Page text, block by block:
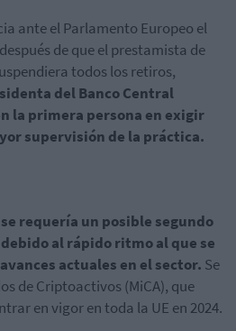
ante el Parlamento Europeo el
de que el prestamista de
todos los retiros,
del Banco Central
la primera persona en exigir
supervisión de la práctica.
requería un posible segundo
al rápido ritmo al que se
actuales en el sector. Se
de Criptoactivos (MiCA), que
en vigor en toda la UE en 2024.